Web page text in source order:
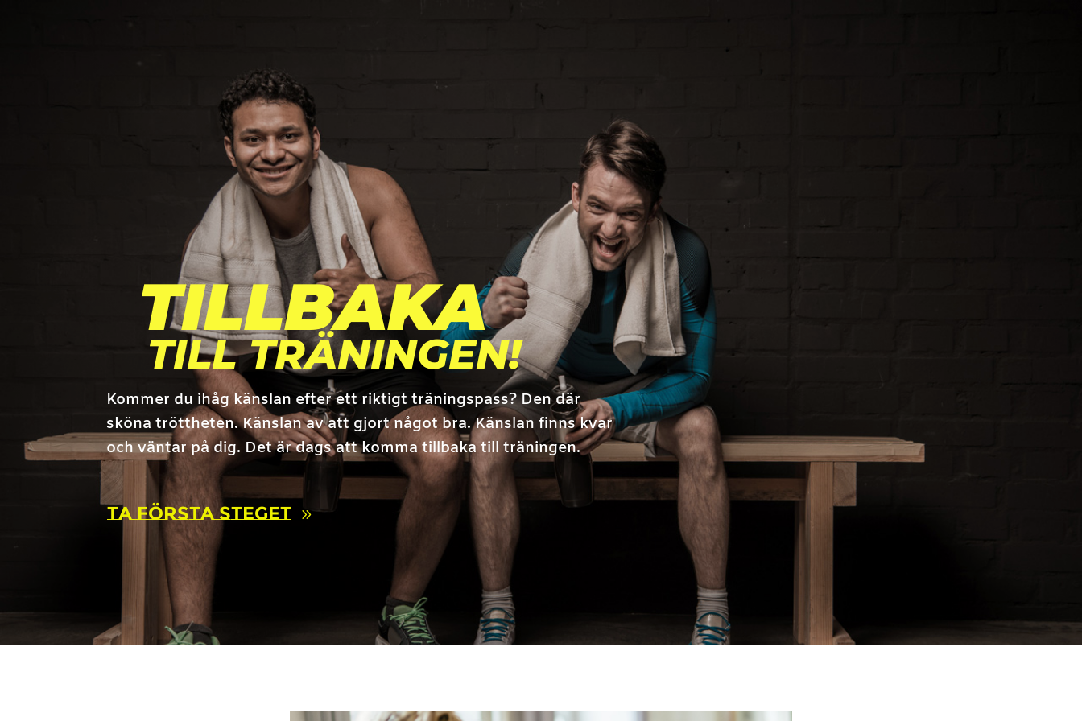
TILLBAKA
TILL TRÄNINGEN!
Kommer du ihåg känslan efter ett riktigt träningspass? Den där
sköna tröttheten. Känslan av att gjort något bra. Känslan finns kvar
och väntar på dig. Det är dags att komma tillbaka till träningen.
Ta första steget